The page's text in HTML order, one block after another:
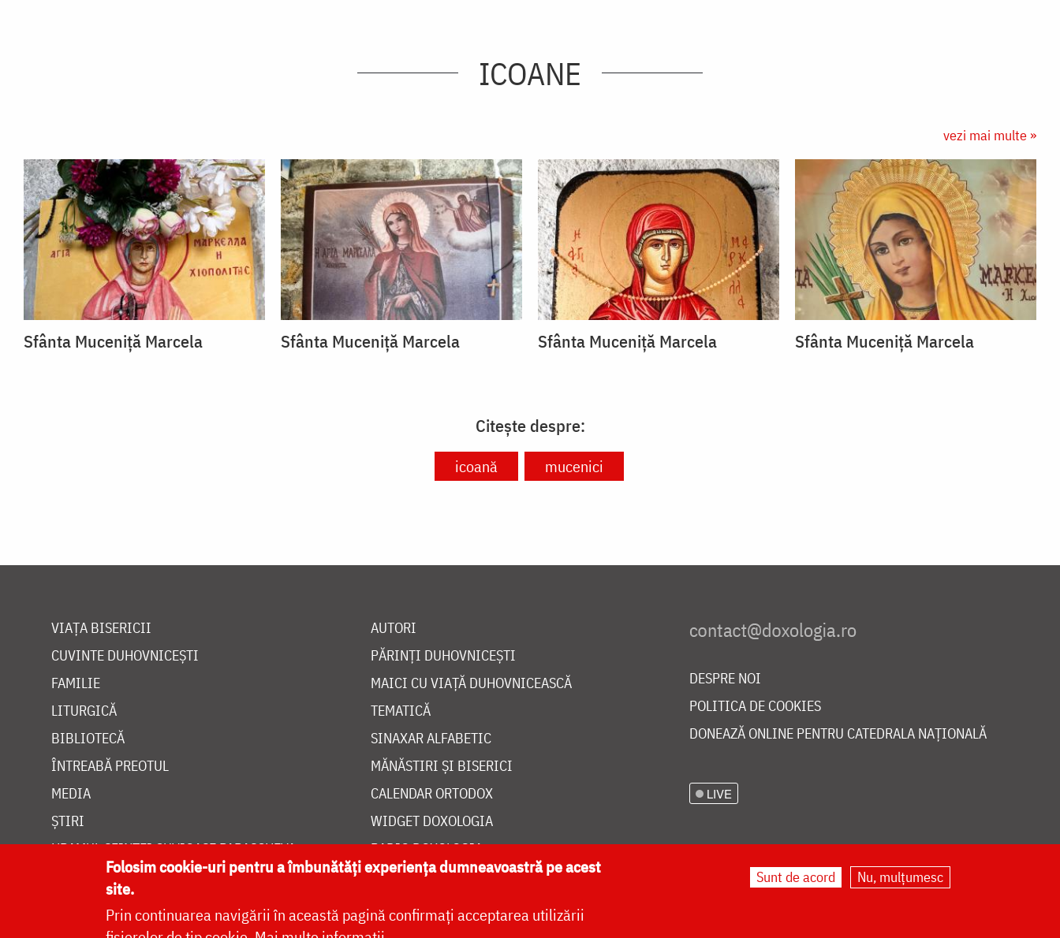
ICOANE
vezi mai multe »
Sfânta Muceniță Marcela Sfânta Muceniță Marcela Sfânta Muceniță Marcela Sfânta Muceniță Marcela
Citește despre:
icoană mucenici
VIAȚA BISERICII
CUVINTE DUHOVNICEȘTI
FAMILIE
LITURGICĂ
BIBLIOTECĂ
ÎNTREABĂ PREOTUL
MEDIA
ȘTIRI
HRAMUL SFINTEI CUVIOASE PARASCHEVA
AUTORI
PĂRINȚI DUHOVNICEȘTI
MAICI CU VIAȚĂ DUHOVNICEASCĂ
TEMATICĂ
SINAXAR ALFABETIC
MĂNĂSTIRI ȘI BISERICI
CALENDAR ORTODOX
WIDGET DOXOLOGIA
RADIO DOXOLOGIA
DESPRE NOI
POLITICA DE COOKIES
DONEAZĂ ONLINE PENTRU CATEDRALA NAȚIONALĂ
LIVE
Folosim cookie-uri pentru a îmbunătăți experiența dumneavoastră pe acest
site.
Prin continuarea navigării în această pagină confirmați acceptarea utilizării
Sunt de acord Nu, mulțumesc